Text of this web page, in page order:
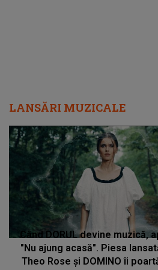
LANSĂRI MUZICALE
Când DORUL devine muzică,
"Nu ajung acasă". Piesa
Theo Rose și DOMINO îi